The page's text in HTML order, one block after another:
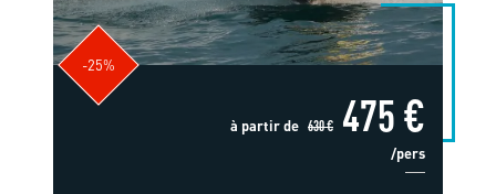
-25%
à partir de 630 € 475 €
/pers